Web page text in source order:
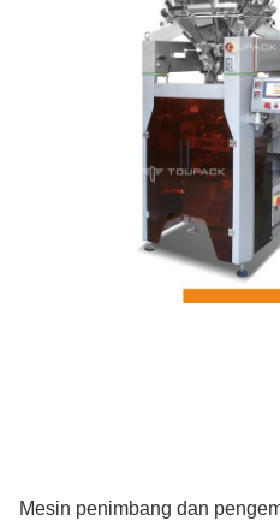
Mesin penimbang dan